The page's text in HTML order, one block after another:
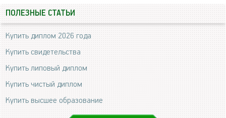
ПОЛЕЗНЫЕ СТАТЬИ
Купить диплом 2026 года
Купить свидетельства
Купить липовый диплом
Купить чистый диплом
Купить высшее образование